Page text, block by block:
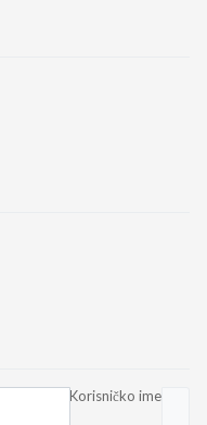
Korisničko ime